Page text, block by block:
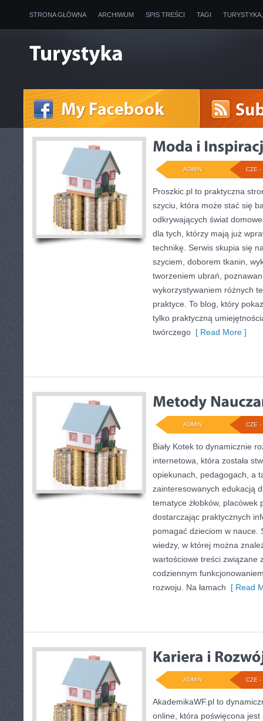
STRONA GŁÓWNA ARCHIWUM SPIS TREŚCI TAGI
CZE -
ADMIN
Proszkic.pl to praktyczna
szyciu, która może stać się
odkrywających świat
dla tych, którzy mają już
technikę. Serwis skupia się
szyciem, doborem tkanin,
tworzeniem ubrań,
wykorzystywaniem różnych
praktyce. To blog, który
tylko praktyczną
twórczego [ Read More ]
CZE -
ADMIN
Biały Kotek to dynamicznie
internetowa, która została
opiekunach, pedagogach, a
zainteresowanych edukacją
tematyce żłobków, placówek
dostarczając praktycznych
pomagać dzieciom w nauce.
wiedzy, w której można
wartościowe treści związane
codziennym
rozwoju. Na łamach [ Read
CZE -
ADMIN
AkademikaWF.pl to
online, która poświęcona jest